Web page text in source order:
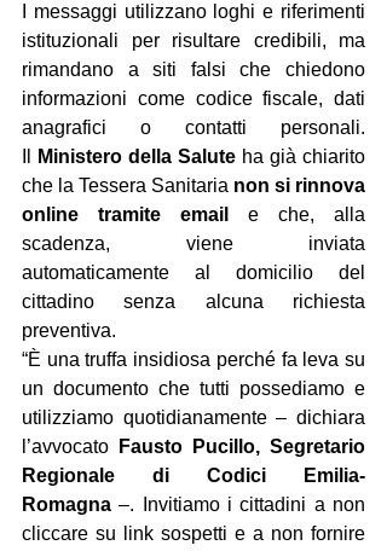
I messaggi utilizzano loghi e riferimenti
istituzionali per risultare credibili, ma
rimandano a siti falsi che chiedono
informazioni come codice fiscale, dati
anagrafici o contatti personali.
Ministero della Salute ha già chiarito
che la Tessera Sanitaria non si rinnova
online tramite email
e che, alla
scadenza, viene inviata
automaticamente al domicilio del
cittadino senza alcuna richiesta
preventiva.
“È una truffa insidiosa perché fa leva su
un documento che tutti possediamo e
utilizziamo quotidianamente – dichiara
l’avvocato
Fausto Pucillo, Segretario
Regionale di Codici Emilia-
Romagna –. Invitiamo i cittadini a non
cliccare su link sospetti e a non fornire